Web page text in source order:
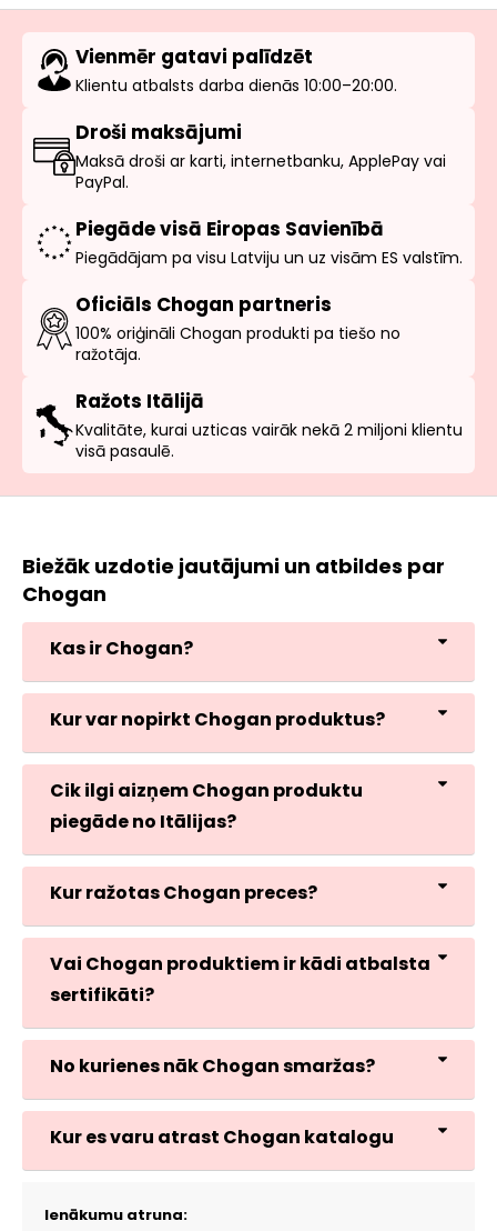
Vienmēr gatavi palīdzēt
Klientu atbalsts darba dienās 10:00–20:00.
Droši maksājumi
Maksā droši ar karti, internetbanku, ApplePay vai
PayPal.
Piegāde visā Eiropas Savienībā
Piegādājam pa visu Latviju un uz visām ES valstīm.
Oficiāls Chogan partneris
100% oriģināli Chogan produkti pa tiešo no
ražotāja.
Ražots Itālijā
Kvalitāte, kurai uzticas vairāk nekā 2 miljoni klientu
visā pasaulē.
Biežāk uzdotie jautājumi un atbildes par
Chogan
Kas ir Chogan?
Kur var nopirkt Chogan produktus?
Cik ilgi aizņem Chogan produktu
piegāde no Itālijas?
Kur ražotas Chogan preces?
Vai Chogan produktiem ir kādi atbalsta
sertifikāti?
No kurienes nāk Chogan smaržas?
Kur es varu atrast Chogan katalogu
Ienākumu atruna: